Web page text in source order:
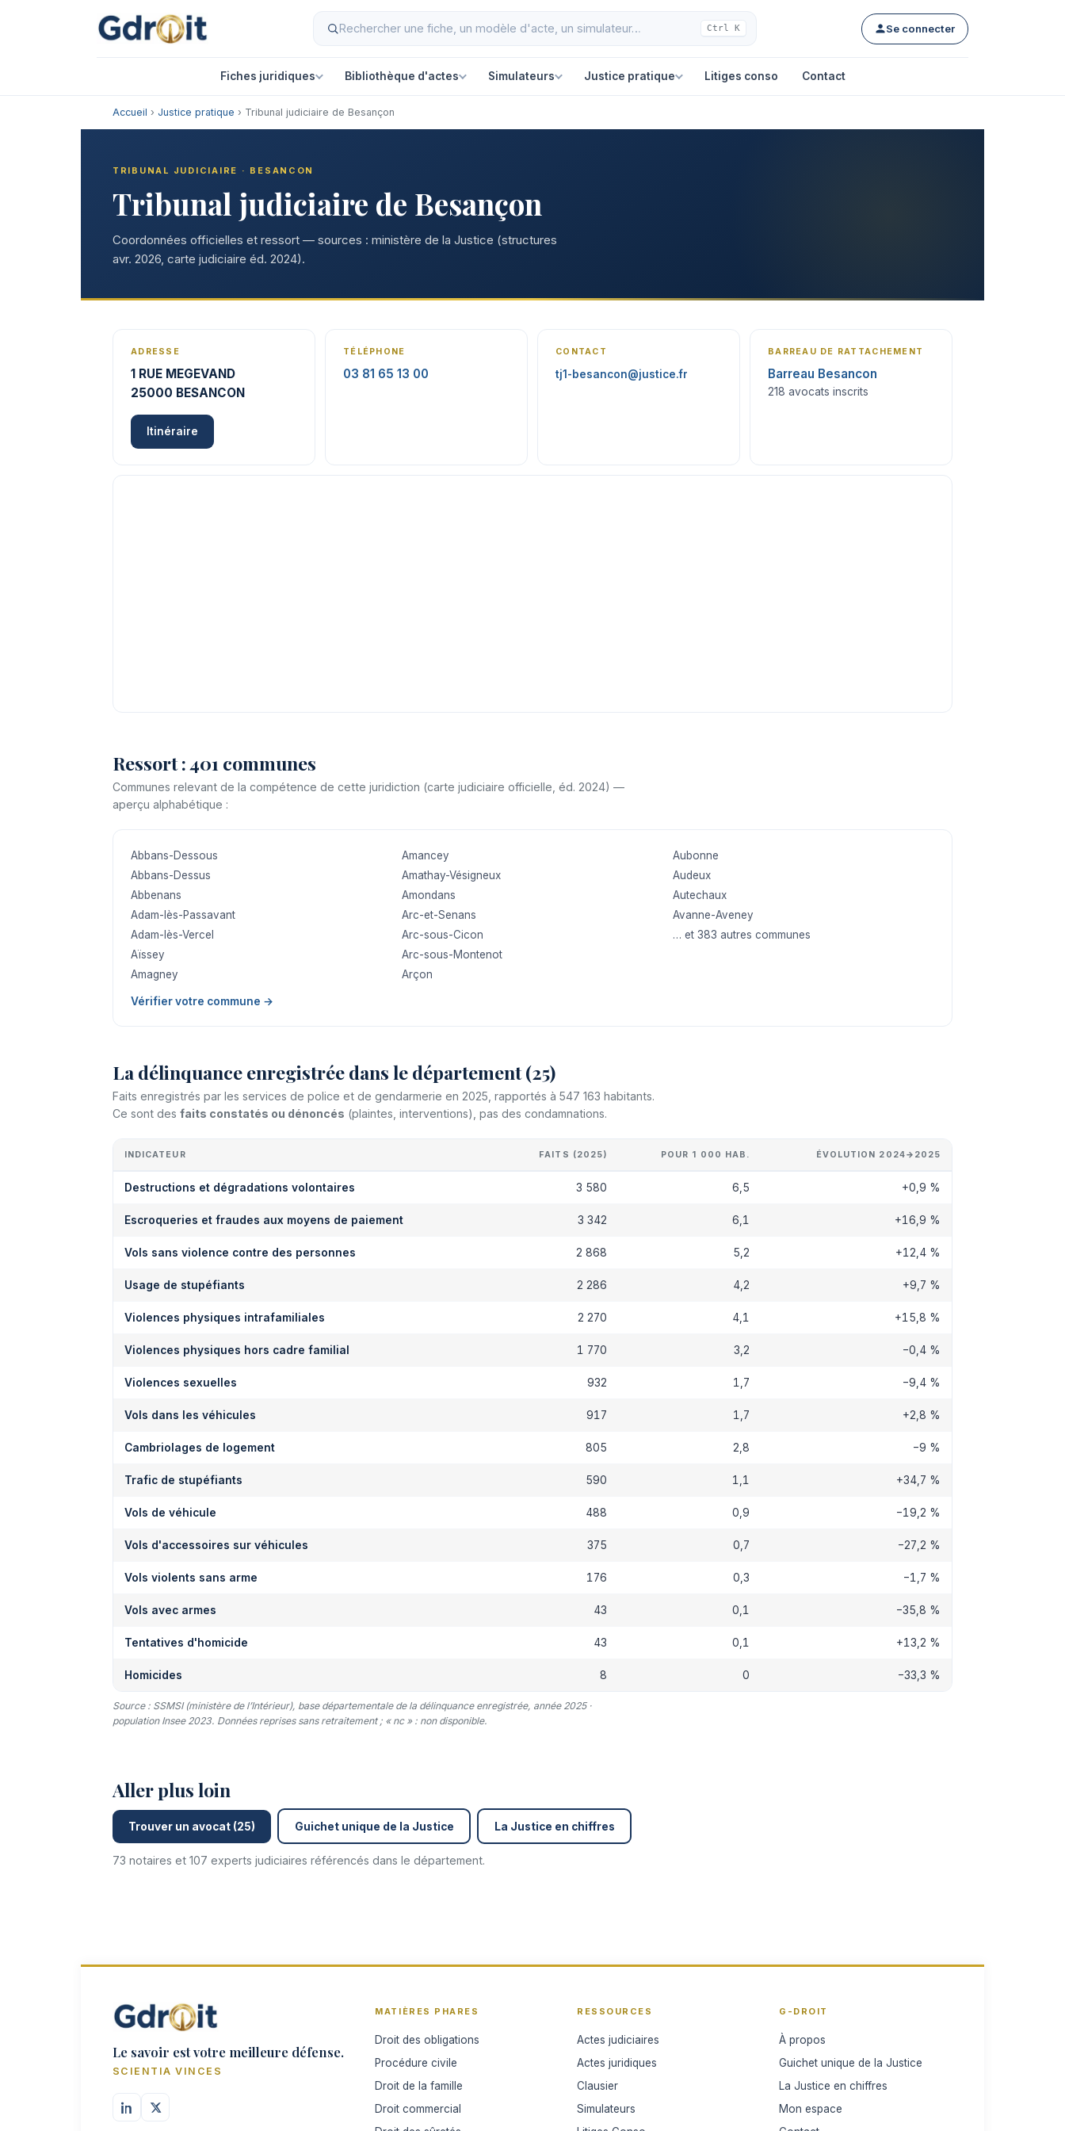
Ctrl K Se connecter
Fiches juridiques Bibliothèque d'actes Simulateurs Justice pratique Litiges conso Contact
Accueil › Justice pratique › Tribunal judiciaire de Besançon
TRIBUNAL JUDICIAIRE · BESANCON
Tribunal judiciaire de Besançon
Coordonnées officielles et ressort — sources : ministère de la Justice (structures
avr. 2026, carte judiciaire éd. 2024).
ADRESSE
1 RUE MEGEVAND
25000 BESANCON
Itinéraire
TÉLÉPHONE
03 81 65 13 00
CONTACT
tj1-besancon@justice.fr
BARREAU DE RATTACHEMENT
Barreau Besancon
218 avocats inscrits
Ressort : 401 communes
Communes relevant de la compétence de cette juridiction (carte judiciaire officielle, éd. 2024) —
aperçu alphabétique :
Abbans-Dessous
Abbans-Dessus
Abbenans
Adam-lès-Passavant
Adam-lès-Vercel
Aïssey
Amagney
Amancey
Amathay-Vésigneux
Amondans
Arc-et-Senans
Arc-sous-Cicon
Arc-sous-Montenot
Arçon
Aubonne
Audeux
Autechaux
Avanne-Aveney
… et 383 autres communes
Vérifier votre commune →
La délinquance enregistrée dans le département (25)
Faits enregistrés par les services de police et de gendarmerie en 2025, rapportés à 547 163 habitants.
Ce sont des faits constatés ou dénoncés (plaintes, interventions), pas des condamnations.
INDICATEUR FAITS (2025) POUR 1 000 HAB. ÉVOLUTION 2024→2025
Destructions et dégradations volontaires 3 580 6,5 +0,9 %
Escroqueries et fraudes aux moyens de paiement 3 342 6,1 +16,9 %
Vols sans violence contre des personnes 2 868 5,2 +12,4 %
Usage de stupéfiants 2 286 4,2 +9,7 %
Violences physiques intrafamiliales 2 270 4,1 +15,8 %
Violences physiques hors cadre familial 1 770 3,2 −0,4 %
Violences sexuelles 932 1,7 −9,4 %
Vols dans les véhicules 917 1,7 +2,8 %
Cambriolages de logement 805 2,8 −9 %
Trafic de stupéfiants 590 1,1 +34,7 %
Vols de véhicule 488 0,9 −19,2 %
Vols d'accessoires sur véhicules 375 0,7 −27,2 %
Vols violents sans arme 176 0,3 −1,7 %
Vols avec armes 43 0,1 −35,8 %
Tentatives d'homicide 43 0,1 +13,2 %
Homicides 8 0 −33,3 %
Source : SSMSI (ministère de l’Intérieur), base départementale de la délinquance enregistrée, année 2025 ·
population Insee 2023. Données reprises sans retraitement ; « nc » : non disponible.
Aller plus loin
Trouver un avocat (25) Guichet unique de la Justice La Justice en chiffres
73 notaires et 107 experts judiciaires référencés dans le département.
Le savoir est votre meilleure défense.
SCIENTIA VINCES
MATIÈRES PHARES
Droit des obligations
Procédure civile
Droit de la famille
Droit commercial
RESSOURCES
Actes judiciaires
Actes juridiques
Clausier
Simulateurs
G-DROIT
À propos
Guichet unique de la Justice
La Justice en chiffres
Mon espace